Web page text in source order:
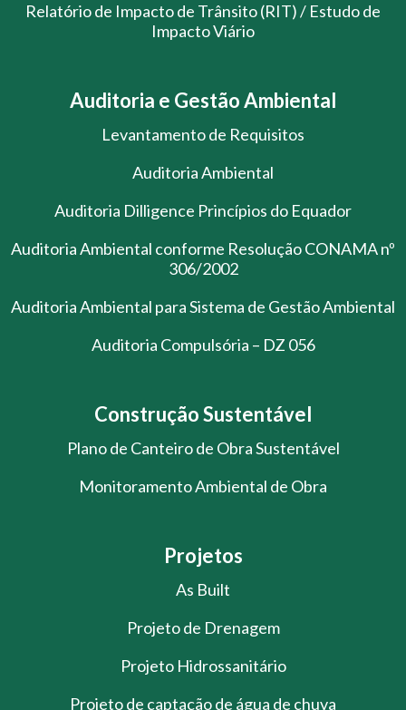
Relatório de Impacto de Trânsito (RIT) / Estudo de
Impacto Viário
Auditoria e Gestão Ambiental
Levantamento de Requisitos
Auditoria Ambiental
Auditoria Dilligence Princípios do Equador
Auditoria Ambiental conforme Resolução CONAMA nº
306/2002
Auditoria Ambiental para Sistema de Gestão Ambiental
Auditoria Compulsória – DZ 056
Construção Sustentável
Plano de Canteiro de Obra Sustentável
Monitoramento Ambiental de Obra
Projetos
As Built
Projeto de Drenagem
Projeto Hidrossanitário
Projeto de captação de água de chuva